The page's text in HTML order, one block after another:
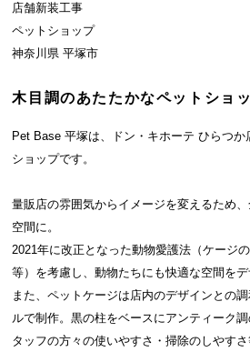
店舗新装工事
ペットショップ
神奈川県 平塚市
木目調のあたたかなペットショ
Pet Base 平塚は、ドン・キホーテ ひらつか
ショップです。
量販店の雰囲気からイメージを変えるため
空間に。
2021年に改正となった動物愛護法（ケージ
等）を考慮し、動物たちにも快適な空間をデ
また、ペットケージは店内のデザインとの
ルで制作。黒の柱をベースにアンティーク
タッフの方々の使いやすさ・掃除のしやす